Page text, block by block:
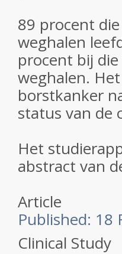
89 procent
weghalen
procent bij
weghalen.
borstkanker
status van de
Het
abstract van
Article
Published: 18
Clinical Study